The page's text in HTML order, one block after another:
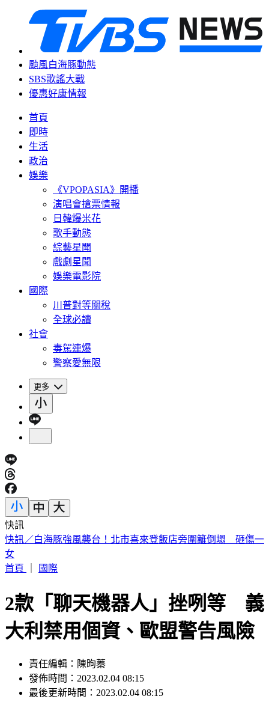
颱風白海豚動態
SBS歌謠大戰
優惠好康情報
首頁
即時
生活
政治
娛樂
《VPOPASIA》開播
演唱會搶票情報
日韓爆米花
歌手動態
綜藝星聞
戲劇星聞
娛樂電影院
國際
川普對等關稅
全球必讀
社會
毒駕連爆
警察愛無限
更多
快訊
颱風白海豚外圍環流抵達！北部風雨開炸 粉專示警：路徑恐
更靠近
首頁
國際
2款「聊天機器人」挫咧等 義
大利禁用個資、歐盟警告風險
責任編輯：陳昫蓁
發佈時間：2023.02.04 08:15
最後更新時間：2023.02.04 08:15